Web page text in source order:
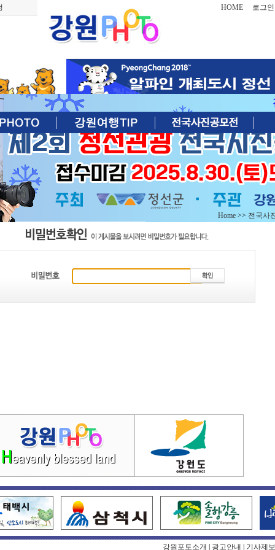
HOME 로그인
Home >> 전국사
강원포토소개 광고안내 기사제보